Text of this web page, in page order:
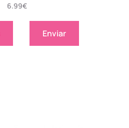
6.99€
Enviar